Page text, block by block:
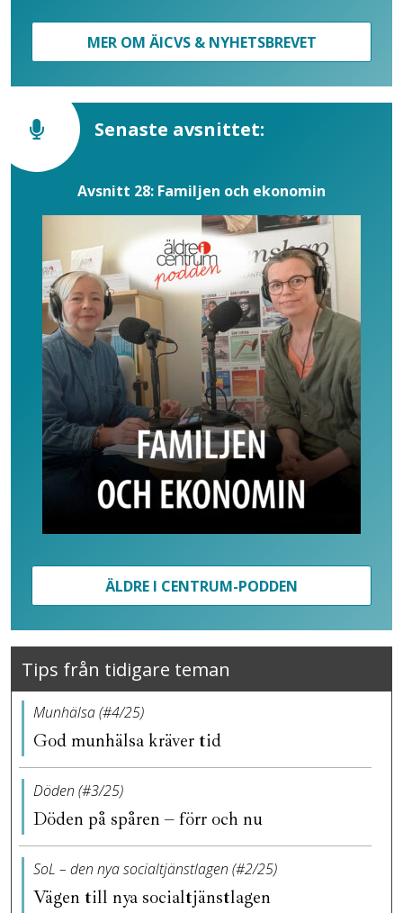
MER OM ÄICVS & NYHETSBREVET
Senaste avsnittet:
Avsnitt 28: Familjen och ekonomin
ÄLDRE I CENTRUM-PODDEN
Tips från tidigare teman
Munhälsa (#4/25)
God munhälsa kräver tid
Döden (#3/25)
Döden på spåren – förr och nu
SoL – den nya socialtjänstlagen (#2/25)
Vägen till nya socialtjänstlagen